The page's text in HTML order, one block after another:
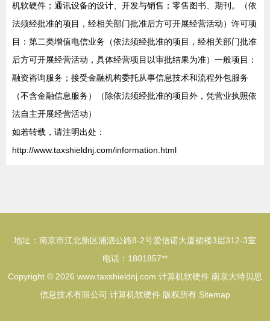
机软硬件；通讯设备的设计、开发与销售；零售图书、期刊。（依
法须经批准的项目，经相关部门批准后方可开展经营活动）许可项
目：第二类增值电信业务（依法须经批准的项目，经相关部门批准
后方可开展经营活动，具体经营项目以审批结果为准）一般项目：
融资咨询服务；接受金融机构委托从事信息技术和流程外包服务
（不含金融信息服务）（除依法须经批准的项目外，凭营业执照依
法自主开展经营活动）
如若转载，请注明出处：
http://www.taxshieldnj.com/information.html
地址：南京市江北新区浦泗公路8-2号爱信诺大厦裙楼3层312-3室
电话：1801857**
Copyright © 2026 www.taxshieldnj.com 计算机软硬件 南京大特贝思
信息技术有限公司 计算机软硬件 版权所有 Sitemap